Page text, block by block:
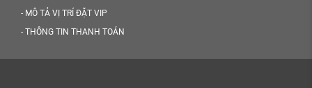
- MÔ TẢ VỊ TRÍ ĐẶT VIP
- THÔNG TIN THANH TOÁN